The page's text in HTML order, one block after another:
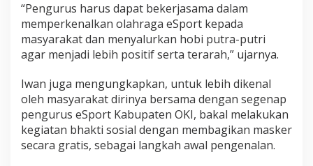
“Pengurus harus dapat bekerjasama dalam
memperkenalkan olahraga eSport kepada
masyarakat dan menyalurkan hobi putra-putri
agar menjadi lebih positif serta terarah,” ujarnya.
Iwan juga mengungkapkan, untuk lebih dikenal
oleh masyarakat dirinya bersama dengan segenap
pengurus eSport Kabupaten OKI, bakal melakukan
kegiatan bhakti sosial dengan membagikan masker
secara gratis, sebagai langkah awal pengenalan.